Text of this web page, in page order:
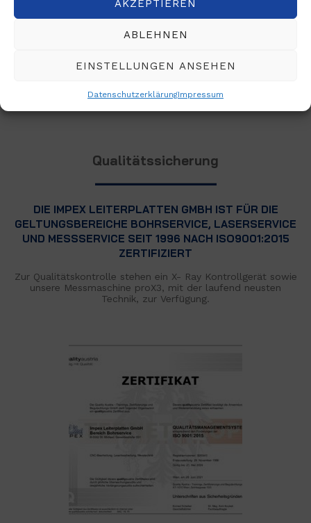
AKZEPTIEREN
ABLEHNEN
EINSTELLUNGEN ANSEHEN
DatenschutzerklärungImpressum
Qualitätssicherung
DIE IMPEX LEITERPLATTEN GMBH IST FÜR DIE
GELTUNGSBEREICHE BOHRSERVICE, LASERSERVICE
UND MESSSERVICE SEIT 1996 NACH ISO9001:2015
ZERTIFIZIERT
Zur Qualitätskontrolle stehen ein X- Ray Kontrollgerät sowie
unsere Messmaschine proX3, mit der laufend neusten
Technik, zur Verfügung.